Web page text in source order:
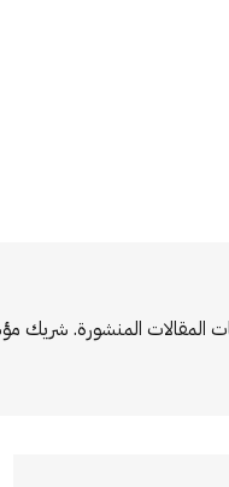
المقالات المنشورة.